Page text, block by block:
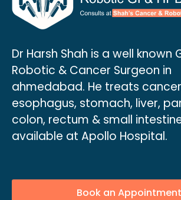
Dr Harsh Shah is a well known
Robotic & Cancer Surgeon in
ahmedabad. He treats
esophagus, stomach, liver,
colon, rectum & small
available at Apollo Hospital.
Book an Appointment